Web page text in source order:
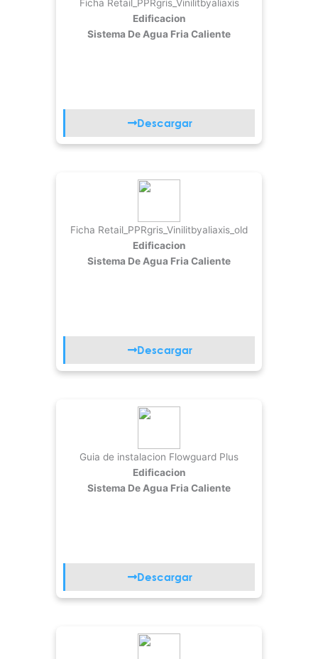
Ficha Retail_PPRgris_Vinilitbyaliaxis
Edificacion
Sistema De Agua Fria Caliente
Descargar
Ficha Retail_PPRgris_Vinilitbyaliaxis_old
Edificacion
Sistema De Agua Fria Caliente
Descargar
Guia de instalacion Flowguard Plus
Edificacion
Sistema De Agua Fria Caliente
Descargar